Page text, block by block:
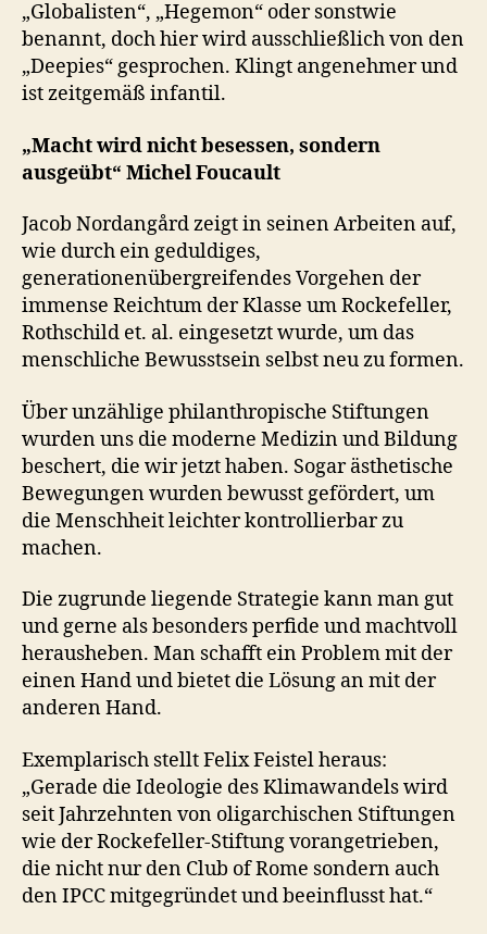
„Globalisten“, „Hegemon“ oder sonstwie
benannt, doch hier wird ausschließlich von den
„Deepies“ gesprochen. Klingt angenehmer und
ist zeitgemäß infantil.
„Macht wird nicht besessen, sondern
ausgeübt“ Michel Foucault
Jacob Nordangård zeigt in seinen Arbeiten auf,
wie durch ein geduldiges,
generationenübergreifendes Vorgehen der
immense Reichtum der Klasse um Rockefeller,
Rothschild et. al. eingesetzt wurde, um das
menschliche Bewusstsein selbst neu zu formen.
Über unzählige philanthropische Stiftungen
wurden uns die moderne Medizin und Bildung
beschert, die wir jetzt haben. Sogar ästhetische
Bewegungen wurden bewusst gefördert, um
die Menschheit leichter kontrollierbar zu
machen.
Die zugrunde liegende Strategie kann man gut
und gerne als besonders perfide und machtvoll
herausheben. Man schafft ein Problem mit der
einen Hand und bietet die Lösung an mit der
anderen Hand.
Exemplarisch stellt Felix Feistel heraus:
„Gerade die Ideologie des Klimawandels wird
seit Jahrzehnten von oligarchischen Stiftungen
wie der Rockefeller-Stiftung vorangetrieben,
die nicht nur den Club of Rome sondern auch
den IPCC mitgegründet und beeinflusst hat.“